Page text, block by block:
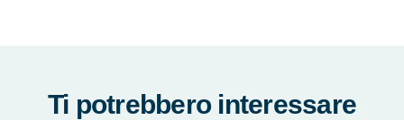
Ti potrebbero interessare